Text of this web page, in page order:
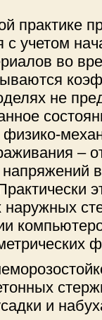
практике
с учетом
во
не
физико-
–
наружных
и